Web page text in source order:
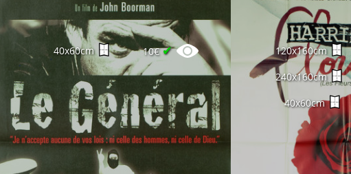
40x60cm 10€✔ 120x160cm
240x160cm
40x60cm